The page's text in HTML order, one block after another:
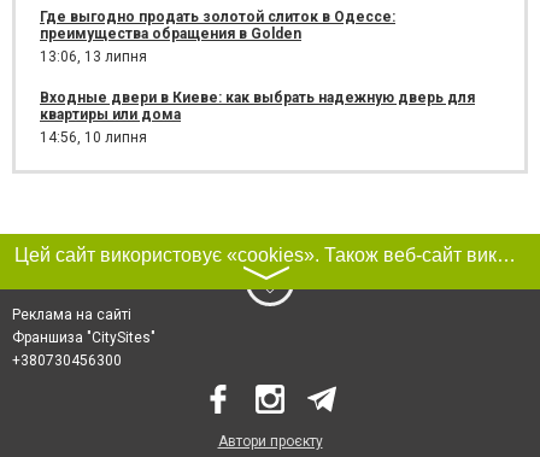
Где выгодно продать золотой слиток в Одессе:
преимущества обращения в Golden
13:06, 13 липня
Входные двери в Киеве: как выбрать надежную дверь для
квартиры или дома
14:56, 10 липня
Цей сайт використовує «cookies». Також веб-сайт використовує інтернет-сервіс для збору технічних даних стосовно відвідувачів з метою отримання маркетингової та статистичної інформації. Умови обробки даних відвідувачів сайту див.
〉
Реклама на сайті
Франшиза "CitySites"
+380730456300
Автори проєкту